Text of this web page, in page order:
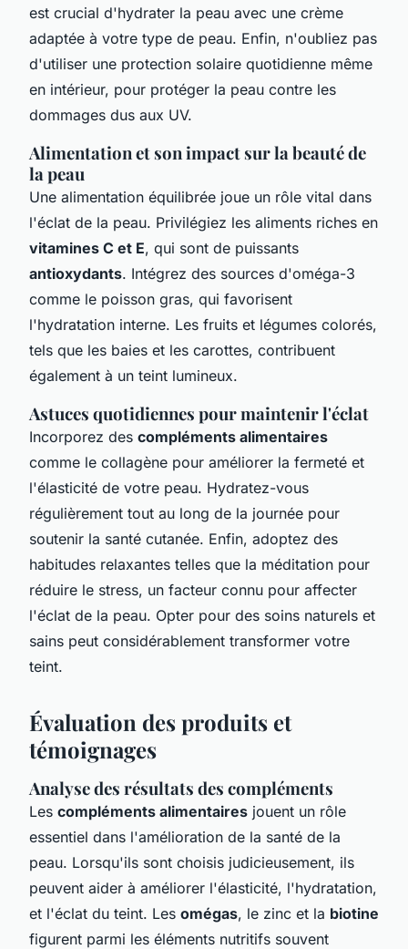
est crucial d'hydrater la peau avec une crème
adaptée à votre type de peau. Enfin, n'oubliez pas
d'utiliser une protection solaire quotidienne même
en intérieur, pour protéger la peau contre les
dommages dus aux UV.
Alimentation et son impact sur la beauté de
la peau
Une alimentation équilibrée joue un rôle vital dans
l'éclat de la peau. Privilégiez les aliments riches en
vitamines C et E, qui sont de puissants
antioxydants. Intégrez des sources d'oméga-3
comme le poisson gras, qui favorisent
l'hydratation interne. Les fruits et légumes colorés,
tels que les baies et les carottes, contribuent
également à un teint lumineux.
Astuces quotidiennes pour maintenir l'éclat
Incorporez des compléments alimentaires
comme le collagène pour améliorer la fermeté et
l'élasticité de votre peau. Hydratez-vous
régulièrement tout au long de la journée pour
soutenir la santé cutanée. Enfin, adoptez des
habitudes relaxantes telles que la méditation pour
réduire le stress, un facteur connu pour affecter
l'éclat de la peau. Opter pour des soins naturels et
sains peut considérablement transformer votre
teint.
Évaluation des produits et
témoignages
Analyse des résultats des compléments
Les compléments alimentaires jouent un rôle
essentiel dans l'amélioration de la santé de la
peau. Lorsqu'ils sont choisis judicieusement, ils
peuvent aider à améliorer l'élasticité, l'hydratation,
et l'éclat du teint. Les omégas, le zinc et la biotine
figurent parmi les éléments nutritifs souvent